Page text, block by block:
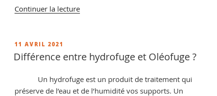
Continuer la lecturede
protection
vos
terrasses »
PUBLIÉ
LE
11 AVRIL 2021
Différence entre hydrofuge et Oléofuge ?
Un hydrofuge est un produit de traitement qui
préserve de l’eau et de l’humidité vos supports. Un